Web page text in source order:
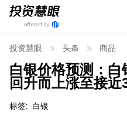
投资慧眼 头条 商品
白银价格预测：
回升而上涨至接
标签: 白银